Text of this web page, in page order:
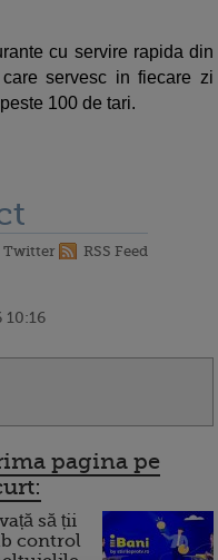
cu servire rapida din
servesc in fiecare zi
100 de tari.
Twitter RSS Feed
10:16
pagina pe
să ții
control